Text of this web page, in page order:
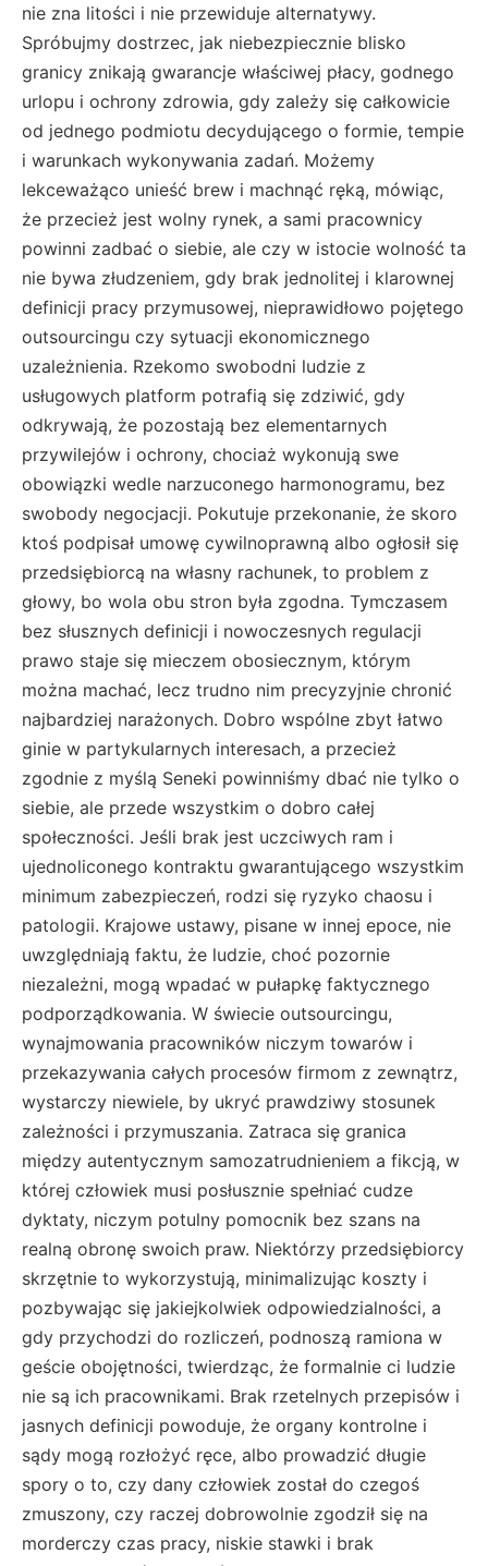
nie zna litości i nie przewiduje alternatywy.
Spróbujmy dostrzec, jak niebezpiecznie blisko
granicy znikają gwarancje właściwej płacy, godnego
urlopu i ochrony zdrowia, gdy zależy się całkowicie
od jednego podmiotu decydującego o formie, tempie
i warunkach wykonywania zadań. Możemy
lekceważąco unieść brew i machnąć ręką, mówiąc,
że przecież jest wolny rynek, a sami pracownicy
powinni zadbać o siebie, ale czy w istocie wolność ta
nie bywa złudzeniem, gdy brak jednolitej i klarownej
definicji pracy przymusowej, nieprawidłowo pojętego
outsourcingu czy sytuacji ekonomicznego
uzależnienia. Rzekomo swobodni ludzie z
usługowych platform potrafią się zdziwić, gdy
odkrywają, że pozostają bez elementarnych
przywilejów i ochrony, chociaż wykonują swe
obowiązki wedle narzuconego harmonogramu, bez
swobody negocjacji. Pokutuje przekonanie, że skoro
ktoś podpisał umowę cywilnoprawną albo ogłosił się
przedsiębiorcą na własny rachunek, to problem z
głowy, bo wola obu stron była zgodna. Tymczasem
bez słusznych definicji i nowoczesnych regulacji
prawo staje się mieczem obosiecznym, którym
można machać, lecz trudno nim precyzyjnie chronić
najbardziej narażonych. Dobro wspólne zbyt łatwo
ginie w partykularnych interesach, a przecież
zgodnie z myślą Seneki powinniśmy dbać nie tylko o
siebie, ale przede wszystkim o dobro całej
społeczności. Jeśli brak jest uczciwych ram i
ujednoliconego kontraktu gwarantującego wszystkim
minimum zabezpieczeń, rodzi się ryzyko chaosu i
patologii. Krajowe ustawy, pisane w innej epoce, nie
uwzględniają faktu, że ludzie, choć pozornie
niezależni, mogą wpadać w pułapkę faktycznego
podporządkowania. W świecie outsourcingu,
wynajmowania pracowników niczym towarów i
przekazywania całych procesów firmom z zewnątrz,
wystarczy niewiele, by ukryć prawdziwy stosunek
zależności i przymuszania. Zatraca się granica
między autentycznym samozatrudnieniem a fikcją, w
której człowiek musi posłusznie spełniać cudze
dyktaty, niczym potulny pomocnik bez szans na
realną obronę swoich praw. Niektórzy przedsiębiorcy
skrzętnie to wykorzystują, minimalizując koszty i
pozbywając się jakiejkolwiek odpowiedzialności, a
gdy przychodzi do rozliczeń, podnoszą ramiona w
geście obojętności, twierdząc, że formalnie ci ludzie
nie są ich pracownikami. Brak rzetelnych przepisów i
jasnych definicji powoduje, że organy kontrolne i
sądy mogą rozłożyć ręce, albo prowadzić długie
spory o to, czy dany człowiek został do czegoś
zmuszony, czy raczej dobrowolnie zgodził się na
morderczy czas pracy, niskie stawki i brak